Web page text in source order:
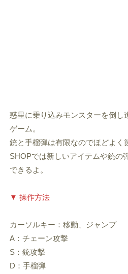
惑星に乗り込みモンスターを倒し
ゲーム。
銃と手榴弾は有限なのでほどよく
SHOPでは新しいアイテムや銃の
できるよ。
▼ 操作方法
カーソルキー：移動、ジャンプ
A：チェーン攻撃
S：銃攻撃
D：手榴弾